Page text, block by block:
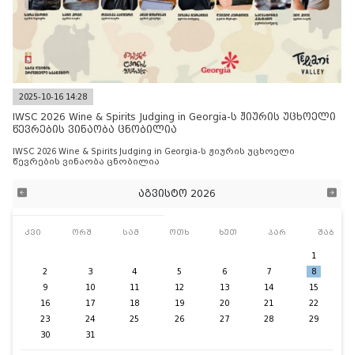
2025-10-16 14:28
IWSC 2026 Wine & Spirits Judging in Georgia-ს ჟიურის უცხოელი
წევრების ვინაობა ცნობილია
IWSC 2026 Wine & Spirits Judging in Georgia-ს ჟიურის უცხოელი
წევრების ვინაობა ცნობილია
აგვისტო 2026
კვი ორშ სამ ოთხ ხუთ პარ შაბ
1
2
3 4 5 6 7
8
9
10 11 12 13 14
15
16
17 18 19 20 21
22
23
24 25 26 27 28
29
30
31